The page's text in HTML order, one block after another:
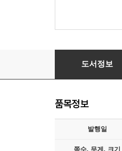
구스마일의 월
도서정보
품목정보
발행일
쪽수, 무게, 크기